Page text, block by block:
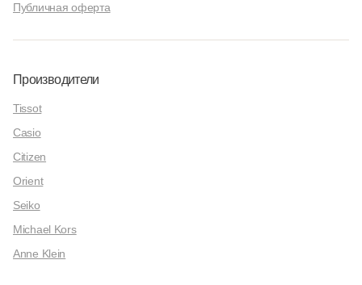
Публичная оферта
Производители
Tissot
Casio
Citizen
Orient
Seiko
Michael Kors
Anne Klein